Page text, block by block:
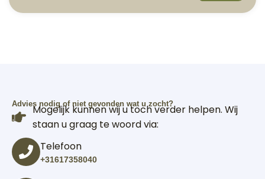
Advies nodig of niet gevonden wat u zocht?
Mogelijk kunnen wij u toch verder helpen. Wij
staan u graag te woord via:
Telefoon
+31617358040